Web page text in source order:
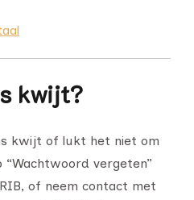
kwijt?
kwijt of lukt het niet om
“Wachtwoord vergeten”
of neem contact met